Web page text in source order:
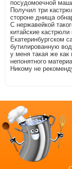
посудомоечной
Получил три
стороне днища
С нержавейкой
китайские
Екатеринбургском
бутилированную
у меня такая же как
непонятного
Никому не